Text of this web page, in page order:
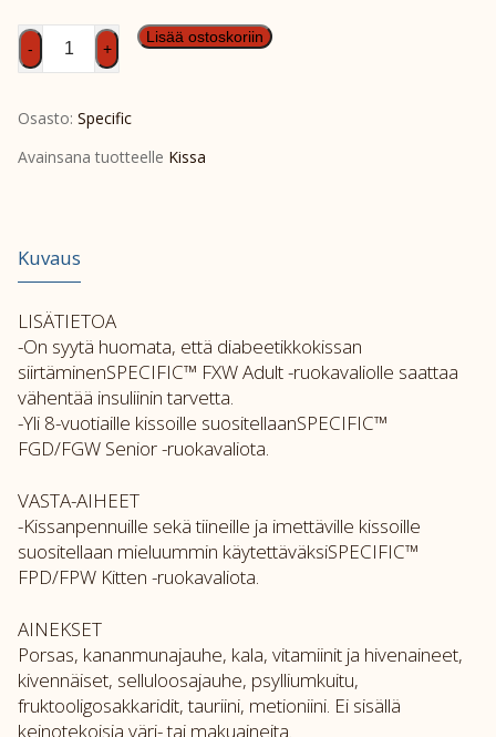
SPEC
FXW
määrä
- +
Lisää ostoskoriin
Osasto: Specific
Avainsana tuotteelle Kissa
Kuvaus
LISÄTIETOA
-On syytä huomata, että diabeetikkokissan
siirtäminenSPECIFIC™ FXW Adult -ruokavaliolle saattaa
vähentää insuliinin tarvetta.
-Yli 8-vuotiaille kissoille suositellaanSPECIFIC™
FGD/FGW Senior -ruokavaliota.
VASTA-AIHEET
-Kissanpennuille sekä tiineille ja imettäville kissoille
suositellaan mieluummin käytettäväksiSPECIFIC™
FPD/FPW Kitten -ruokavaliota.
AINEKSET
Porsas, kananmunajauhe, kala, vitamiinit ja hivenaineet,
kivennäiset, selluloosajauhe, psylliumkuitu,
fruktooligosakkaridit, tauriini, metioniini. Ei sisällä
keinotekoisia väri- tai makuaineita.